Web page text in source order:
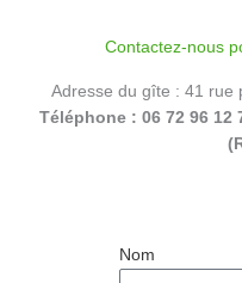
Contactez-nous
Adresse du gîte : 41 rue
Téléphone : 06 72 96 12
Nom